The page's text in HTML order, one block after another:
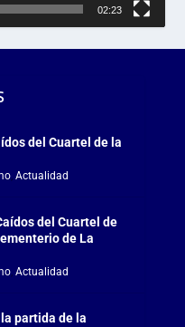
02:23
del Cuartel de la
, Actualidad
del Cuartel de
de La
, Actualidad
partida de la